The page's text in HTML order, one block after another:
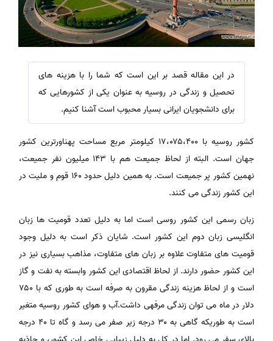
در این مقاله قصد بر این است که شما را با هزینه های
تحصیل و زندگی در روسیه به عنوان یکی از کشورهایی که
برای دانشجویان ایرانی بسیار محبوب است آشنا کنیم.
کشور روسیه با ۱۷،۰۷۵،۴۰۰ کیلومتر مربع مساحت پهناورترین کشور
جهان است. البته از لحاظ جمیعت هم با ۱۴۳ میلیون نفر جمیعت،
نهمین کشور پر جمیعت است. به همین دلیل حدود ۱۶۰ قوم و ملیت در
این کشور زندگی می کنند.
زبان رسمی این کشور روسی است اما به دلیل تعدد قومیت ها زبان
انگلیسی زبان دوم این کشور است. شایان ذکر است به دلیل وجود
قومیت های متفاوت علاوه بر زبان های متفاوت، مذاهب بسیاری نیز در
این کشور حضور دارند. از لحاظ اقتصادی این کشور وابسته به نفت و گاز
است و از لحاظ هزینه زندگی مقرون به صرفه است به طوری که با ۷۵۰
دلار در ماه می توان زندگی مرفهی داشت.آب و هوای کشور روسیه متغیر
است به طوریکه گاهی به ۳۰ درجه زیر صفر می رسد و گاه تا ۴۰ درجه